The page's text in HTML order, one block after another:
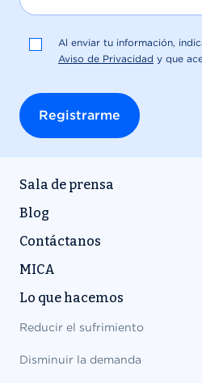
Sala de prensa
Blog
Contáctanos
MICA
Lo que hacemos
Reducir el sufrimiento
Disminuir la demanda